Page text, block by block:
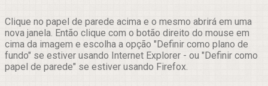
Clique no papel de parede acima e o mesmo abrirá em uma
nova janela. Então clique com o botão direito do mouse em
cima da imagem e escolha a opção "Definir como plano de
fundo" se estiver usando Internet Explorer - ou "Definir como
papel de parede" se estiver usando Firefox.